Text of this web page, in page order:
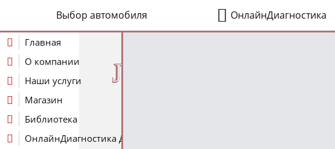
Выбор автомобиля ОнлайнДиагностика
J
Главная
О компании
Наши услуги
Магазин
Библиотека
ОнлайнДиагностика Дизеля